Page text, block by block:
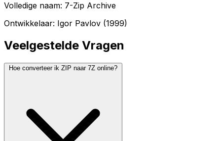
Volledige naam: 7-Zip Archive
Ontwikkelaar: Igor Pavlov (1999)
Veelgestelde Vragen
Hoe converteer ik ZIP naar 7Z online?